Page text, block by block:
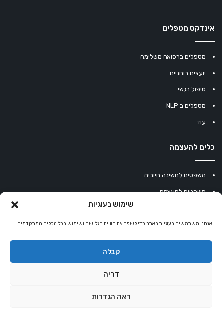
שימוש בעוגיות
אנחנו משתמשים בעוגיות באתר כדי לשפר את חוויית הגלישה ושימוש בכל הכלים המתקדמים
קבלה
דחיה
ראה הגדרות
אינדקס מטפלים
מטפלים ברפואה משלימה
יועצים רוחניים
טיפול רגשי
מטפלים ב NLP
עוד
כלים להעצמה
משפטים לחשיבה חיובית
משפטים להעצמה
מחשבון נומרולוגיה
קריסטלים למזלות
© כל הזכויות שמורות 2026 |